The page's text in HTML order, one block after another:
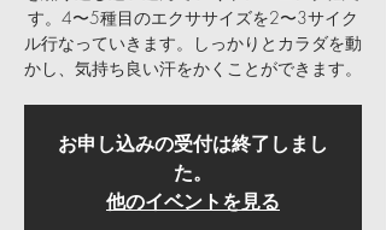
す。4〜5種目のエクササイズを2〜3サイク
ル行なっていきます。しっかりとカラダを動
かし、気持ち良い汗をかくことができます。
お申し込みの受付は終了しまし
た。
他のイベントを見る